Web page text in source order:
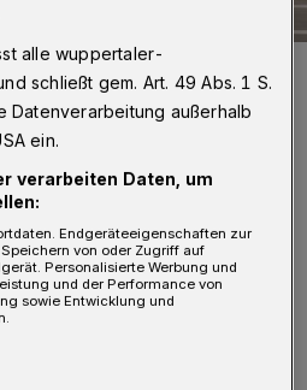
zu sein bedarf Übung.
Verkehrswacht und der
deshalb ab
mehrere
alle wuppertaler-
schließt gem. Art. 49 Abs. 1 S.
Datenverarbeitung außerhalb
ein.
verarbeiten Daten, um
Endgeräteeigenschaften zur
von oder Zugriff auf
Personalisierte Werbung und
und der Performance von
sowie Entwicklung und